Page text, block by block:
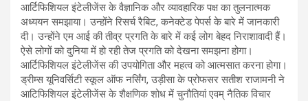
आर्टिफिशियल इंटेलीजेंस के वैज्ञानिक और व्यावहारिक पक्ष का तुलनात्मक
अध्ययन समझाया। उन्होंने रिसर्च रैबिट, कनेक्टेड पेपर्स के बारे में जानकारी
दी। उन्होंने एम आई की तीव्र प्रगति के बारे में कई लोग बेहद निराशावादी हैं।
ऐसे लोगों को दुनिया में हो रही तेज प्रगति को देखना समझना होगा।
आर्टिफिशियल इंटेलीजेंस की उपयोगिता और महत्व को आत्मसात करना होगा।
ड्रीम्स यूनिवर्सिटी स्कूल ऑफ नर्सिंग, उड़ीसा के प्रोफसर सतीश राजामनी ने
आटिफिशियल इंटेलीजेंस के शैक्षणिक शोध में चुनौतियां एवम् नैतिक विचार